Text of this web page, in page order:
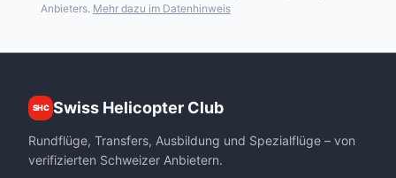
Anbieters. Mehr dazu im Datenhinweis
SHC Swiss Helicopter Club
Rundflüge, Transfers, Ausbildung und Spezialflüge – von
verifizierten Schweizer Anbietern.